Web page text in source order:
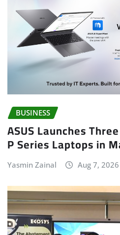
BUSINESS
ASUS Launches
P Series Laptops in
Yasmin Zainal Aug 7, 2026